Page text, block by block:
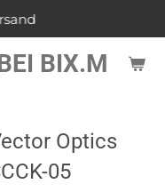
BIX.M
Optics
05